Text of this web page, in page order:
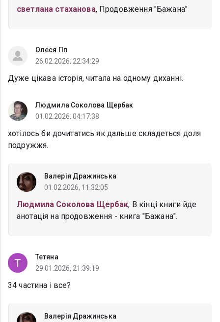
светлана стаханова, Продовження "Бажана"
Олеся Пп
26.02.2026, 22:34:29
Дуже цікава історія, читала на одному диханні.
Людмила Соколова Щербак
01.02.2026, 04:17:38
хотілось би дочитатись як дальше складеться доля
подружжя.
Валерія Дражинська
01.02.2026, 11:32:05
Людмила Соколова Щербак, В кінці книги йде
анотація на продовження - книга "Бажана".
Тетяна
29.01.2026, 21:39:19
34 частина і все?
Валерія Дражинська